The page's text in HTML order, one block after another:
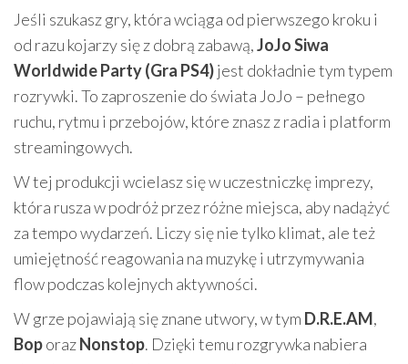
Jeśli szukasz gry, która wciąga od pierwszego kroku i
od razu kojarzy się z dobrą zabawą,JoJo Siwa
Worldwide Party (Gra PS4)jest dokładnie tym typem
rozrywki. To zaproszenie do świata JoJo – pełnego
ruchu, rytmu i przebojów, które znasz z radia i platform
streamingowych.
W tej produkcji wcielasz się w uczestniczkę imprezy,
która rusza w podróż przez różne miejsca, aby nadążyć
za tempo wydarzeń. Liczy się nie tylko klimat, ale też
umiejętność reagowania na muzykę i utrzymywania
flow podczas kolejnych aktywności.
W grze pojawiają się znane utwory, w tym D.R.E.AM,
BoporazNonstop. Dzięki temu rozgrywka nabiera